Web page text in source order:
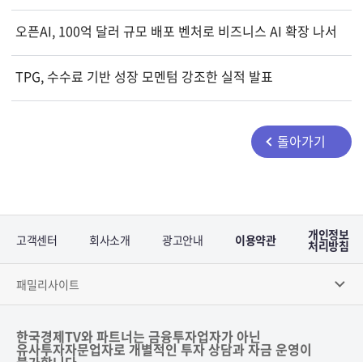
오픈AI, 100억 달러 규모 배포 벤처로 비즈니스 AI 확장 나서
TPG, 수수료 기반 성장 모멘텀 강조한 실적 발표
돌아가기
고객센터 회사소개 광고안내 이용약관 개인정보
처리방침
패밀리사이트
한국경제TV와 파트너는 금융투자업자가 아닌
유사투자자문업자로 개별적인 투자 상담과 자금 운영이